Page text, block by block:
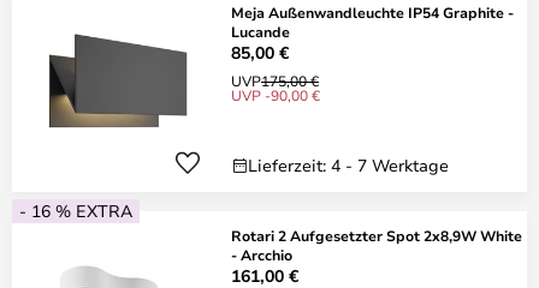
Meja Außenwandleuchte IP54 Graphite -
Lucande
85,00 €
UVP175,00 €
UVP -90,00 €
Lieferzeit: 4 - 7 Werktage
- 16 % EXTRA
Rotari 2 Aufgesetzter Spot 2x8,9W White
- Arcchio
161,00 €